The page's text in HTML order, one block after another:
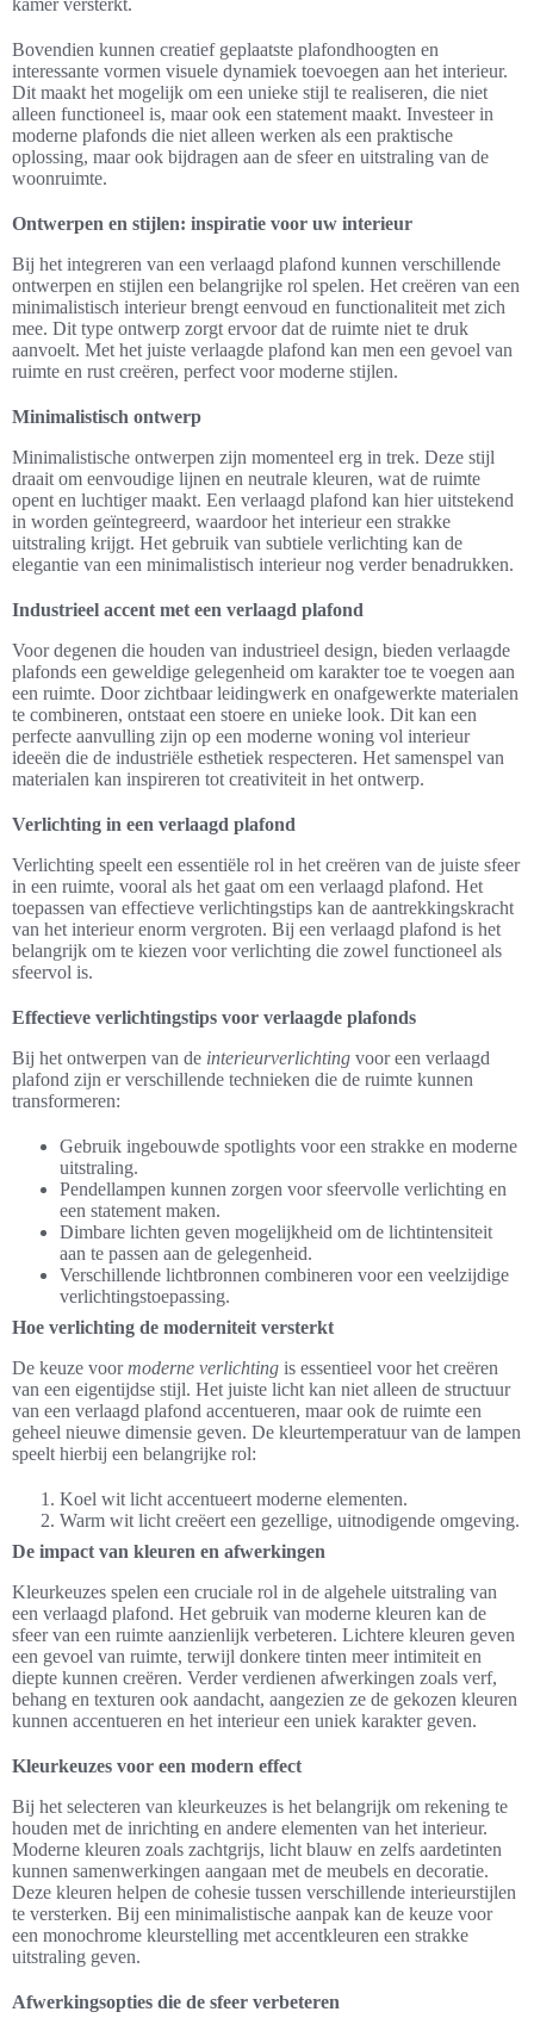
kamer versterkt.
Bovendien kunnen creatief geplaatste plafondhoogten en
interessante vormen visuele dynamiek toevoegen aan het interieur.
Dit maakt het mogelijk om een unieke stijl te realiseren, die niet
alleen functioneel is, maar ook een statement maakt. Investeer in
moderne plafonds die niet alleen werken als een praktische
oplossing, maar ook bijdragen aan de sfeer en uitstraling van de
woonruimte.
Ontwerpen en stijlen: inspiratie voor uw interieur
Bij het integreren van een verlaagd plafond kunnen verschillende
ontwerpen en stijlen een belangrijke rol spelen. Het creëren van een
minimalistisch interieur brengt eenvoud en functionaliteit met zich
mee. Dit type ontwerp zorgt ervoor dat de ruimte niet te druk
aanvoelt. Met het juiste verlaagde plafond kan men een gevoel van
ruimte en rust creëren, perfect voor moderne stijlen.
Minimalistisch ontwerp
Minimalistische ontwerpen zijn momenteel erg in trek. Deze stijl
draait om eenvoudige lijnen en neutrale kleuren, wat de ruimte
opent en luchtiger maakt. Een verlaagd plafond kan hier uitstekend
in worden geïntegreerd, waardoor het interieur een strakke
uitstraling krijgt. Het gebruik van subtiele verlichting kan de
elegantie van een minimalistisch interieur nog verder benadrukken.
Industrieel accent met een verlaagd plafond
Voor degenen die houden van industrieel design, bieden verlaagde
plafonds een geweldige gelegenheid om karakter toe te voegen aan
een ruimte. Door zichtbaar leidingwerk en onafgewerkte materialen
te combineren, ontstaat een stoere en unieke look. Dit kan een
perfecte aanvulling zijn op een moderne woning vol interieur
ideeën die de industriële esthetiek respecteren. Het samenspel van
materialen kan inspireren tot creativiteit in het ontwerp.
Verlichting in een verlaagd plafond
Verlichting speelt een essentiële rol in het creëren van de juiste sfeer
in een ruimte, vooral als het gaat om een verlaagd plafond. Het
toepassen van effectieve verlichtingstips kan de aantrekkingskracht
van het interieur enorm vergroten. Bij een verlaagd plafond is het
belangrijk om te kiezen voor verlichting die zowel functioneel als
sfeervol is.
Effectieve verlichtingstips voor verlaagde plafonds
Bij het ontwerpen van de interieurverlichting voor een verlaagd
plafond zijn er verschillende technieken die de ruimte kunnen
transformeren:
Gebruik ingebouwde spotlights voor een strakke en moderne
uitstraling.
Pendellampen kunnen zorgen voor sfeervolle verlichting en
een statement maken.
Dimbare lichten geven mogelijkheid om de lichtintensiteit
aan te passen aan de gelegenheid.
Verschillende lichtbronnen combineren voor een veelzijdige
verlichtingstoepassing.
Hoe verlichting de moderniteit versterkt
De keuze voormoderne verlichting is essentieel voor het creëren
van een eigentijdse stijl. Het juiste licht kan niet alleen de structuur
van een verlaagd plafond accentueren, maar ook de ruimte een
geheel nieuwe dimensie geven. De kleurtemperatuur van de lampen
speelt hierbij een belangrijke rol:
Koel wit licht accentueert moderne elementen.
Warm wit licht creëert een gezellige, uitnodigende omgeving.
De impact van kleuren en afwerkingen
Kleurkeuzes spelen een cruciale rol in de algehele uitstraling van
een verlaagd plafond. Het gebruik van moderne kleuren kan de
sfeer van een ruimte aanzienlijk verbeteren. Lichtere kleuren geven
een gevoel van ruimte, terwijl donkere tinten meer intimiteit en
diepte kunnen creëren. Verder verdienen afwerkingen zoals verf,
behang en texturen ook aandacht, aangezien ze de gekozen kleuren
kunnen accentueren en het interieur een uniek karakter geven.
Kleurkeuzes voor een modern effect
Bij het selecteren van kleurkeuzes is het belangrijk om rekening te
houden met de inrichting en andere elementen van het interieur.
Moderne kleuren zoals zachtgrijs, licht blauw en zelfs aardetinten
kunnen samenwerkingen aangaan met de meubels en decoratie.
Deze kleuren helpen de cohesie tussen verschillende interieurstijlen
te versterken. Bij een minimalistische aanpak kan de keuze voor
een monochrome kleurstelling met accentkleuren een strakke
uitstraling geven.
Afwerkingsopties die de sfeer verbeteren